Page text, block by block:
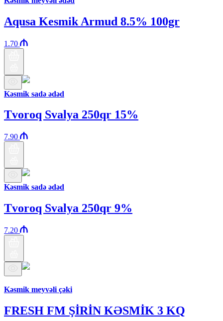
Aqusa Kesmik Armud 8.5% 100gr
1.70
Kəsmik sadə ədəd
Tvoroq Svalya 250qr 15%
7.90
Kəsmik sadə ədəd
Tvoroq Svalya 250qr 9%
7.20
Kəsmik meyvəli çəki
FRESH FM ŞİRİN KƏSMİK 3 KQ